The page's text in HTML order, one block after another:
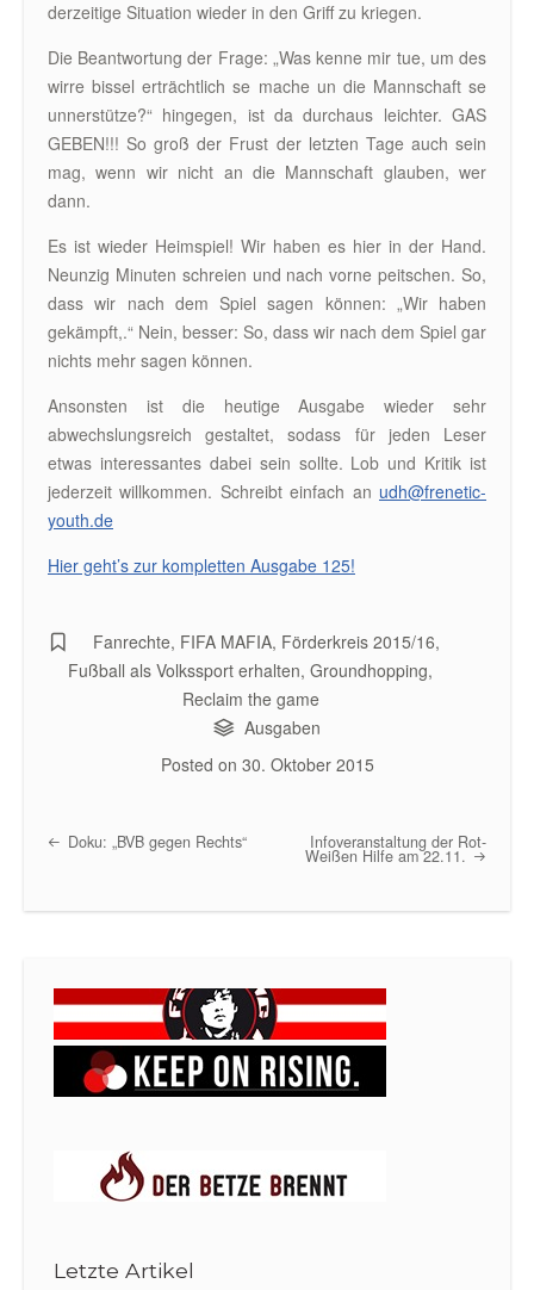
derzeitige Situation wieder in den Griff zu kriegen.
Die Beantwortung der Frage: „Was kenne mir tue, um des
wirre bissel erträchtlich se mache un die Mannschaft se
unnerstütze?“ hingegen, ist da durchaus leichter. GAS
GEBEN!!! So groß der Frust der letzten Tage auch sein
mag, wenn wir nicht an die Mannschaft glauben, wer
dann.
Es ist wieder Heimspiel! Wir haben es hier in der Hand.
Neunzig Minuten schreien und nach vorne peitschen. So,
dass wir nach dem Spiel sagen können: „Wir haben
gekämpft,.“ Nein, besser: So, dass wir nach dem Spiel gar
nichts mehr sagen können.
Ansonsten ist die heutige Ausgabe wieder sehr
abwechslungsreich gestaltet, sodass für jeden Leser
etwas interessantes dabei sein sollte. Lob und Kritik ist
jederzeit willkommen. Schreibt einfach an udh@frenetic-
youth.de
Hier geht’s zur kompletten Ausgabe 125!
Fanrechte, FIFA MAFIA, Förderkreis 2015/16,
Fußball als Volkssport erhalten, Groundhopping,
Reclaim the game
Ausgaben
Posted on 30. Oktober 2015
Post navigation
Doku: „BVB gegen Rechts“ Infoveranstaltung der Rot-
Weißen Hilfe am 22.11.
Letzte Artikel